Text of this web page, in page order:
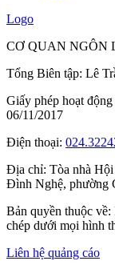
Logo
CƠ QUAN NGÔN
Tổng Biên tập: Lê
Giấy phép hoạt
06/11/2017
Điện thoại:
Địa chỉ: Tòa nhà
Đình Nghệ, phường
Bản quyền thuộc
chép dưới mọi hình
Liên hệ quảng cáo